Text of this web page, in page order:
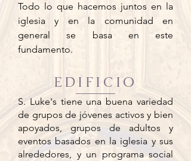
Todo lo que hacemos juntos en la
iglesia y en la comunidad en
general se basa en este
fundamento.
EDIFICIO
S. Luke's tiene una buena variedad
de grupos de jóvenes activos y bien
apoyados, grupos de adultos y
eventos basados en la iglesia y sus
alrededores, y un programa social